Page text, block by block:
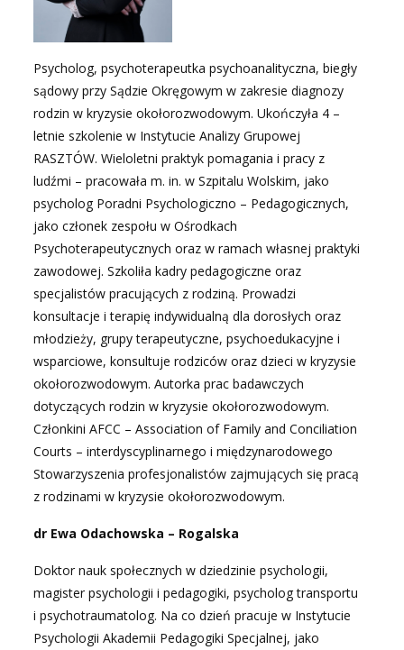
Psycholog, psychoterapeutka psychoanalityczna, biegły
sądowy przy Sądzie Okręgowym w zakresie diagnozy
rodzin w kryzysie okołorozwodowym. Ukończyła 4 –
letnie szkolenie w Instytucie Analizy Grupowej
RASZTÓW. Wieloletni praktyk pomagania i pracy z
ludźmi – pracowała m. in. w Szpitalu Wolskim, jako
psycholog Poradni Psychologiczno – Pedagogicznych,
jako członek zespołu w Ośrodkach
Psychoterapeutycznych oraz w ramach własnej praktyki
zawodowej. Szkoliła kadry pedagogiczne oraz
specjalistów pracujących z rodziną. Prowadzi
konsultacje i terapię indywidualną dla dorosłych oraz
młodzieży, grupy terapeutyczne, psychoedukacyjne i
wsparciowe, konsultuje rodziców oraz dzieci w kryzysie
okołorozwodowym. Autorka prac badawczych
dotyczących rodzin w kryzysie okołorozwodowym.
Członkini AFCC – Association of Family and Conciliation
Courts – interdyscyplinarnego i międzynarodowego
Stowarzyszenia profesjonalistów zajmujących się pracą
z rodzinami w kryzysie okołorozwodowym.
dr Ewa Odachowska – Rogalska
Doktor nauk społecznych w dziedzinie psychologii,
magister psychologii i pedagogiki, psycholog transportu
i psychotraumatolog. Na co dzień pracuje w Instytucie
Psychologii Akademii Pedagogiki Specjalnej, jako